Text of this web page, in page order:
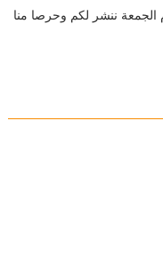
الجمعة ننشر لكم وحرصا منا